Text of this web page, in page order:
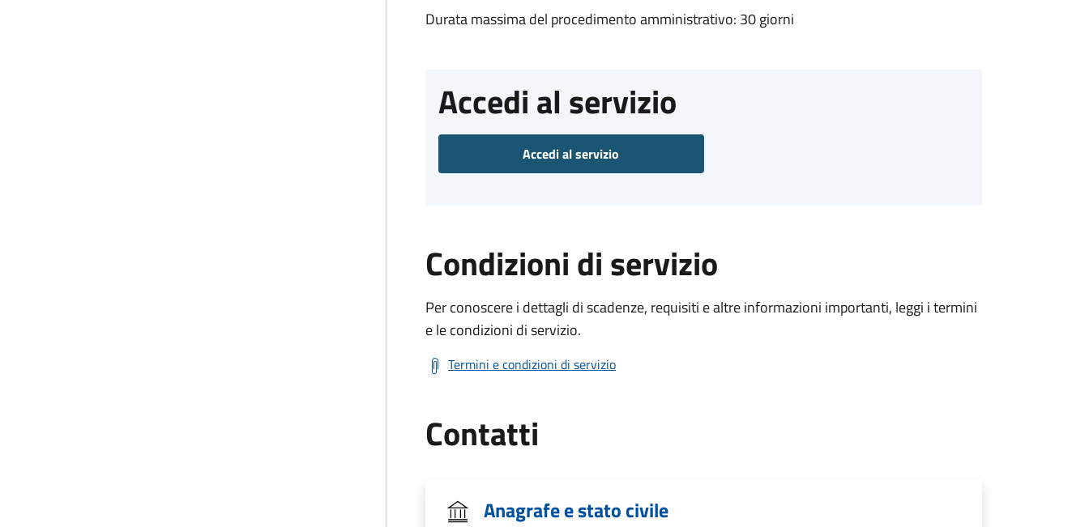
Durata massima del procedimento amministrativo: 30 giorni
Accedi al servizio
Accedi al servizio
Condizioni di servizio
Per conoscere i dettagli di scadenze, requisiti e altre informazioni importanti, leggi i termini
e le condizioni di servizio.
Termini e condizioni di servizio
Contatti
Anagrafe e stato civile